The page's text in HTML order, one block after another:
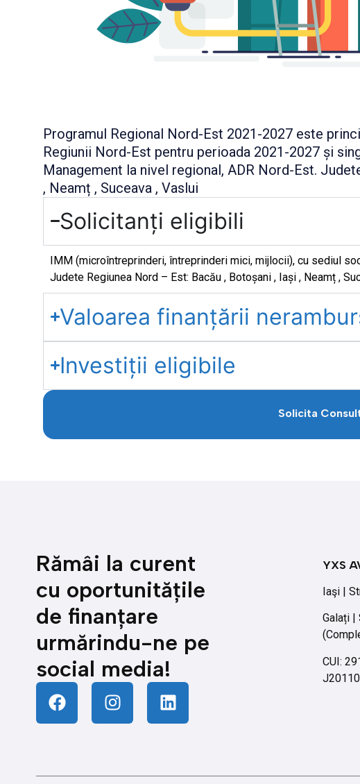
Programul Regional Nord-Est 2021-2027 este
Regiunii Nord-Est pentru perioada 2021-2027 și
Management la nivel regional, ADR Nord-Est.
, Neamț , Suceava , Vaslui
Solicitanți eligibili
IMM (microîntreprinderi, întreprinderi mici, mijlocii), cu sediul
Judete Regiunea Nord – Est: Bacău , Botoșani , Iași , Neamț ,
Valoarea finanțării
Investiții eligibile
Solicita
Rămâi la curent
cu oportunitățile
de finanțare
urmărindu-ne pe
social media!
YXS
Iaşi |
Galați |
CUI: